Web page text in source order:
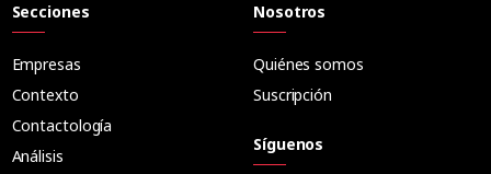
Secciones
Empresas
Contexto
Contactología
Análisis
Nosotros
Quiénes somos
Suscripción
Síguenos